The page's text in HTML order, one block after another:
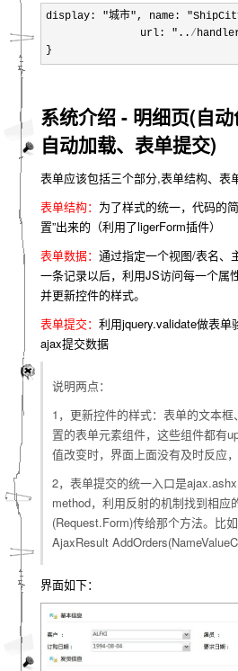
display: "城市", name:
               url: "..
/
}
系统介绍 - 明细页(自
自动加载、表单提交)
表单应该包括三个部分,表单结构、表
表单结构： 为了样式的统一，代码的
置”出来的（利用了ligerForm插件）
表单数据： 通过指定一个视图/表名、
一条记录以后，利用JS访问每一个属
并更新控件的样式。
表单提交： 利用jquery.validate做表单
ajax提交数据
说明两点：
1，更新控件的样式：表单的文本
置的表单元素组件，这些组件都有
值改变时，界面上面没有及时反应
2，表单提交的统一入口是
method，利用反射的机制找到相应
(Request.Form)传给那个方法。比如
AjaxResult
界面如下：